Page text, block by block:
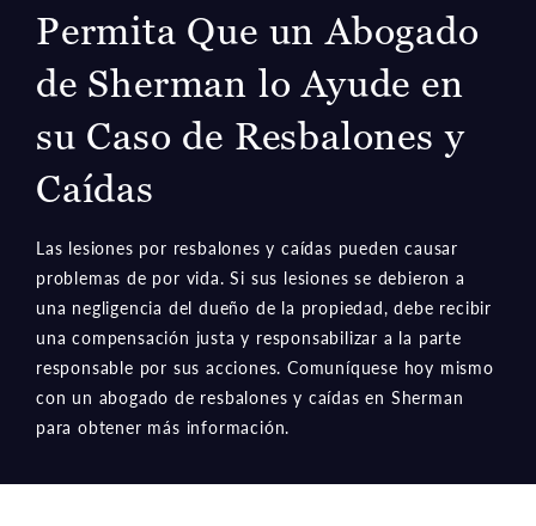
Permita Que un Abogado
de Sherman lo Ayude en
su Caso de Resbalones y
Caídas
Las lesiones por resbalones y caídas pueden causar
problemas de por vida. Si sus lesiones se debieron a
una negligencia del dueño de la propiedad, debe recibir
una compensación justa y responsabilizar a la parte
responsable por sus acciones. Comuníquese hoy mismo
con un abogado de resbalones y caídas en Sherman
para obtener más información.